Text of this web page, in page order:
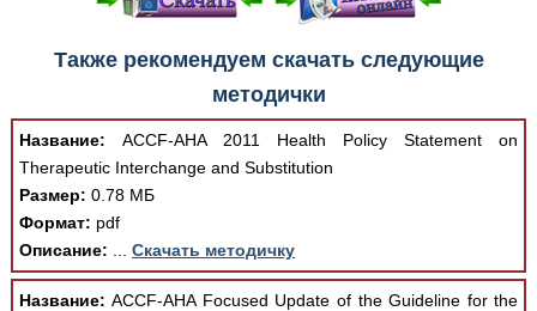
При просмотре в режиме "Читать онлайн" возможны
различные ошибки отображения документа в результате
отсутствия поддержки Вашим браузером шрифтов и
изменения размеров исходных шаблонов. При
скачивании документа данная ошибка устраняется Вашим
программным обеспечением автоматически.
Также рекомендуем скачать следующие
методички
Название: ACCF-AHA 2011 Health Policy Statement on
Therapeutic Interchange and Substitution
Размер: 0.78 МБ
Формат: pdf
Описание:
Скачать методичку
Название: ACCF-AHA Focused Update of the Guideline for the